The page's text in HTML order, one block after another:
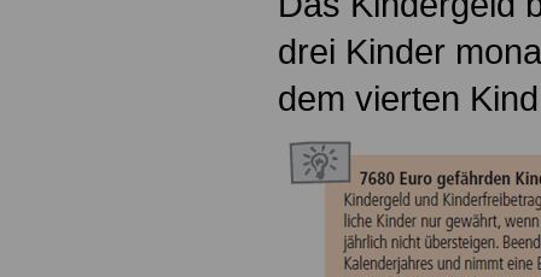
drei Kinder
dem vierten